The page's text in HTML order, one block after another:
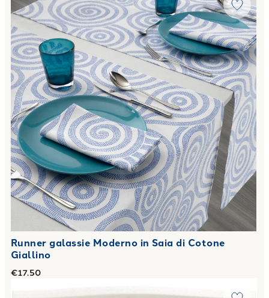
Runner galassie Moderno in Saia di Cotone
Giallino
€17.50